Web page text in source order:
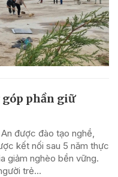
góp phần giữ
được đào tạo nghề,
kết nối sau 5 năm thực
giảm nghèo bền vững.
trẻ...